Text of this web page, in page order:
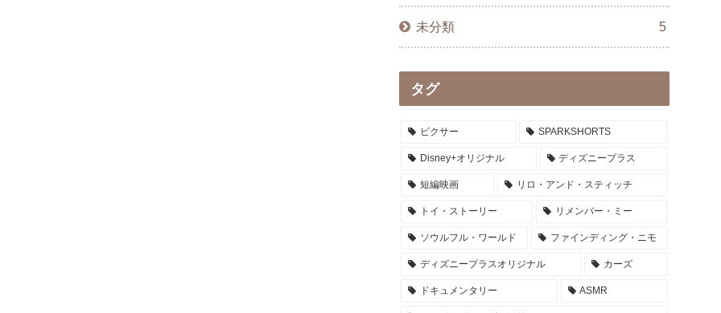
未分類 5
タグ
ピクサー SPARKSHORTS
Disney+オリジナル ディズニープラス
短編映画 リロ・アンド・スティッチ
トイ・ストーリー リメンバー・ミー
ソウルフル・ワールド ファインディング・ニモ
ディズニープラスオリジナル カーズ
ドキュメンタリー ASMR